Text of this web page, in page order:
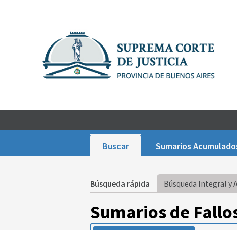
Buscar Sumarios
Búsqueda rápida Búsqueda Integral y
Sumarios de